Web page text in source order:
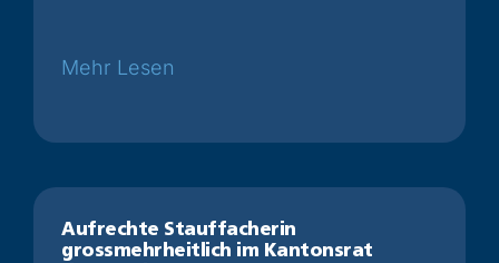
Aufrechte Stauffacherin
grossmehrheitlich im Kantonsrat